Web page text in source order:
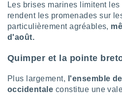
Les brises marines limitent
rendent les promenades sur
particulièrement agréables,
d'août.
Quimper et la pointe
Plus largement, l'ensemble
occidentale constitue une